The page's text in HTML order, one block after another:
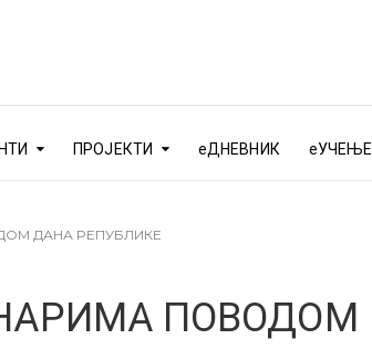
ПРОЈЕКТИ еДНЕВНИК еУЧЕЊЕ
ДАНА РЕПУБЛИКЕ
ПОВОДОМ